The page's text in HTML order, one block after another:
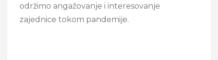
održimo angažovanje i interesovanje
zajednice tokom pandemije.